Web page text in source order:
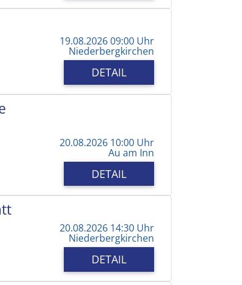
19.08.2026 09:00 Uhr
Niederbergkirchen
DETAIL
20.08.2026 10:00 Uhr
Au am Inn
DETAIL
20.08.2026 14:30 Uhr
Niederbergkirchen
DETAIL